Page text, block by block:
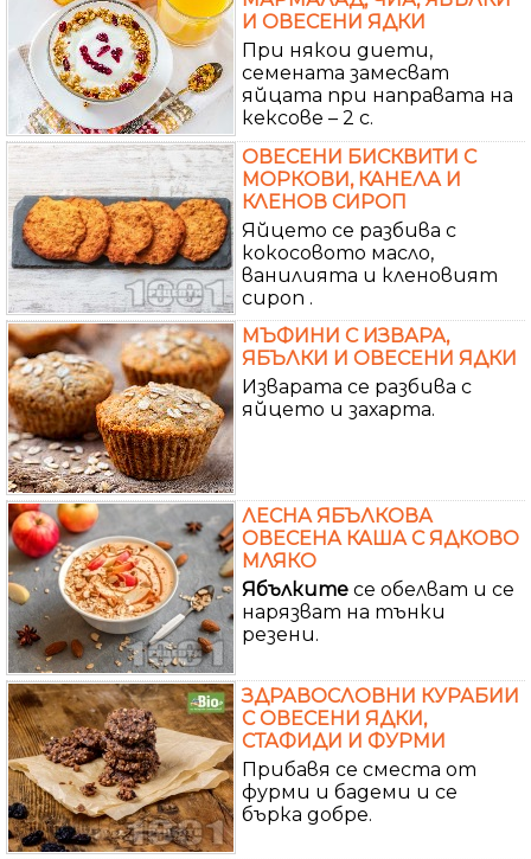
И ОВЕСЕНИ ЯДКИ
При някои диети,
семената замесват
яйцата при направата на
кексове – 2 с.
ОВЕСЕНИ БИСКВИТИ С
МОРКОВИ, КАНЕЛА И
КЛЕНОВ СИРОП
Яйцето се разбива с
кокосовото масло,
ванилията и кленовият
сироп .
МЪФИНИ С ИЗВАРА,
ЯБЪЛКИ И ОВЕСЕНИ ЯДКИ
Изварата се разбива с
яйцето и захарта.
ЛЕСНА ЯБЪЛКОВА
ОВЕСЕНА КАША С ЯДКОВО
МЛЯКО
Ябълките се обелват и се
нарязват на тънки
резени.
ЗДРАВОСЛОВНИ КУРАБИИ
С ОВЕСЕНИ ЯДКИ,
СТАФИДИ И ФУРМИ
Прибавя се сместа от
фурми и бадеми и се
бърка добре.